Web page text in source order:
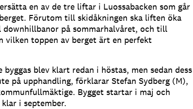
en av de tre liftar i Luossabacken som går
Förutom till skidåkningen ska liften öka
på sommarhalvåret, och till
vilken toppen av berget ärt en perfekt
blev klart redan i höstas, men sedan dess
på upphandling, förklarar Stefan Sydberg (M),
Bygget startar i maj och
i september.